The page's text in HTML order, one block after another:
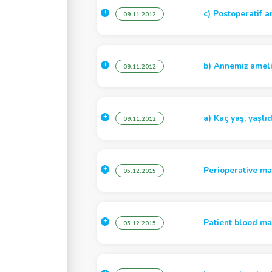
09.11.2012 c) Postoperatif
09.11.2012 b) Annemiz
09.11.2012 a) Kaç yaş,
05.12.2015 Perioperative
05.12.2015 Patient blood